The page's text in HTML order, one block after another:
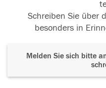
Schreiben Sie über
besonders in
Melden Sie sich bitte